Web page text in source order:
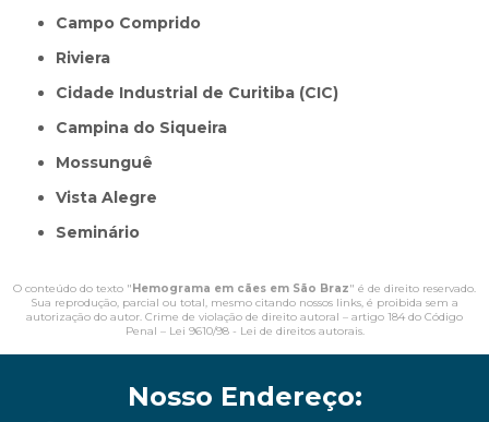
Campo Comprido
Riviera
Cidade Industrial de Curitiba (CIC)
Campina do Siqueira
Mossunguê
Vista Alegre
Seminário
O conteúdo do texto " Hemograma em cães em São Braz" é de direito reservado.
Sua reprodução, parcial ou total, mesmo citando nossos links, é proibida sem a
autorização do autor. Crime de violação de direito autoral – artigo 184 do Código
Penal – Lei 9610/98 - Lei de direitos autorais.
Nosso Endereço: